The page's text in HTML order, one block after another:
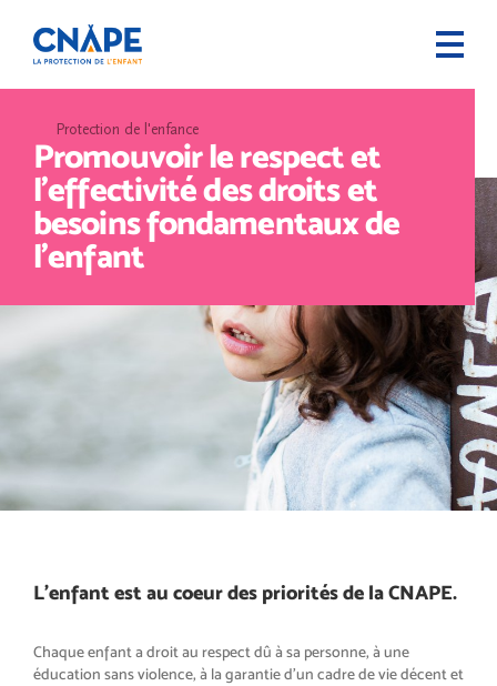
Protection de l'enfance
Promouvoir le respect et
l’effectivité des droits et
besoins fondamentaux de
l’enfant
L'enfant est au coeur des priorités de la CNAPE.
Chaque enfant a droit au respect dû à sa personne, à une
éducation sans violence, à la garantie d’un cadre de vie décent et